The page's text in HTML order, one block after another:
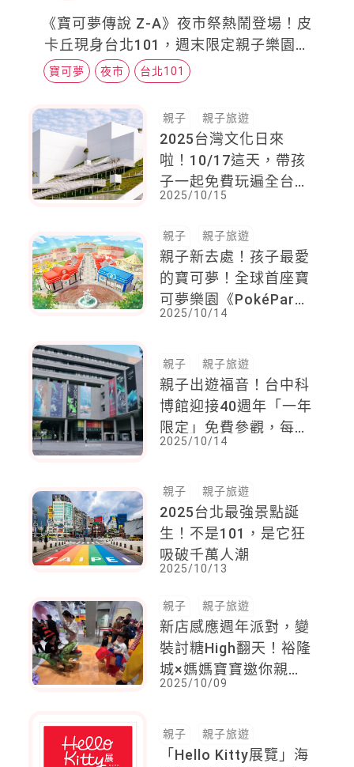
《寶可夢傳說 Z-A》夜市祭熱鬧登場！皮
卡丘現身台北101，週末限定親子樂園開
張啦
寶可夢 夜市 台北101
親子 親子旅遊
2025台灣文化日來
啦！10/17這天，帶孩
子一起免費玩遍全台47
個文化景點
2025/10/15
親子 親子旅遊
親子新去處！孩子最愛
的寶可夢！全球首座寶
可夢樂園《PokéPark
KANTO》即將開幕
2025/10/14
親子 親子旅遊
親子出遊福音！台中科
博館迎接40週年「一年
限定」免費參觀，每周
五「這個時間」開跑
2025/10/14
親子 親子旅遊
2025台北最強景點誕
生！不是101，是它狂
吸破千萬人潮
2025/10/13
親子 親子旅遊
新店感應週年派對，變
裝討糖High翻天！裕隆
城×媽媽寶寶邀你親子
同樂，早鳥報名有禮拿
2025/10/09
親子 親子旅遊
「Hello Kitty展覽」海